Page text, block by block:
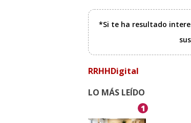
*Si te ha resultado
RRHHDigital
LO MÁS LEÍDO
1